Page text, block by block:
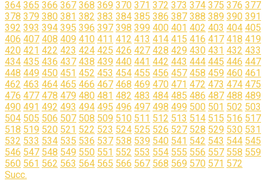
364 365 366 367 368 369 370 371 372 373 374 375 376 377
378 379 380 381 382 383 384 385 386 387 388 389 390 391
392 393 394 395 396 397 398 399 400 401 402 403 404 405
406 407 408 409 410 411 412 413 414 415 416 417 418 419
420 421 422 423 424 425 426 427 428 429 430 431 432 433
434 435 436 437 438 439 440 441 442 443 444 445 446 447
448 449 450 451 452 453 454 455 456 457 458 459 460 461
462 463 464 465 466 467 468 469 470 471 472 473 474 475
476 477 478 479 480 481 482 483 484 485 486 487 488 489
490 491 492 493 494 495 496 497 498 499 500 501 502 503
504 505 506 507 508 509 510 511 512 513 514 515 516 517
518 519 520 521 522 523 524 525 526 527 528 529 530 531
532 533 534 535 536 537 538 539 540 541 542 543 544 545
546 547 548 549 550 551 552 553 554 555 556 557 558 559
560 561 562 563 564 565 566 567 568 569 570 571 572
Succ.